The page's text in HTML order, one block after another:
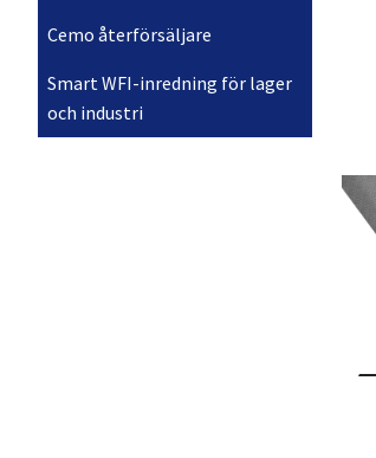
Cemo återförsäljare
Smart WFI-inredning för lager
och industri